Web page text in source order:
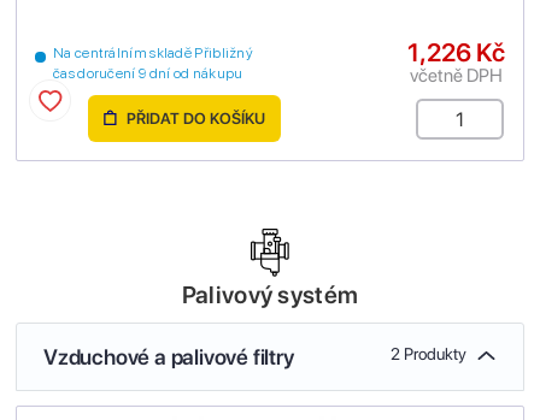
Na centrálním skladě Přibližný
čas doručení 9 dní od nákupu
1,226 Kč
včetně DPH
PŘIDAT DO KOŠÍKU
Palivový systém
Vzduchové a palivové filtry 2 Produkty